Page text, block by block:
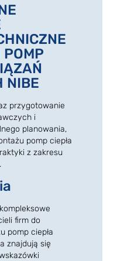
NIBE
przygotowanie
i
planowania,
pomp ciepła
z zakresu
firm do
pomp ciepła
znajdują się